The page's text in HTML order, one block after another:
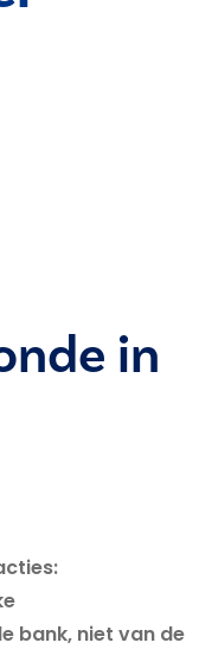
in
bank, niet van de